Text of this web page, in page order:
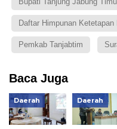
Daftar Himpunan Ketetapan
Pemkab Tanjabtim
Baca Juga
Daerah Daerah